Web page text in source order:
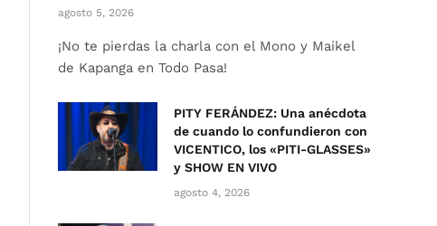
agosto 5, 2026
¡No te pierdas la charla con el Mono y Maikel
de Kapanga en Todo Pasa!
PITY FERÁNDEZ: Una anécdota
de cuando lo confundieron con
VICENTICO, los «PITI-GLASSES»
y SHOW EN VIVO
agosto 4, 2026